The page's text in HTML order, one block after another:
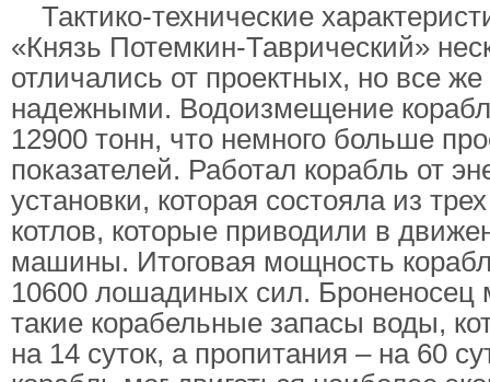
Тактико-технические
«Князь Потемкин-Таврический»
отличались от проектных, но все
надежными. Водоизмещение
12900 тонн, что немного больше
показателей. Работал корабль от
установки, которая состояла из
котлов, которые приводили в
машины. Итоговая мощность
10600 лошадиных сил. Броненосец
такие корабельные запасы воды,
на 14 суток, а пропитания – на 60